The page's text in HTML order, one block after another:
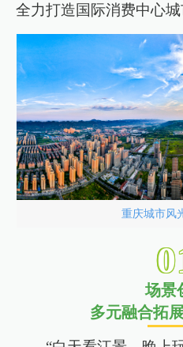
全力打造国际消费中心城
重庆城市风
0
场景
多元融合拓